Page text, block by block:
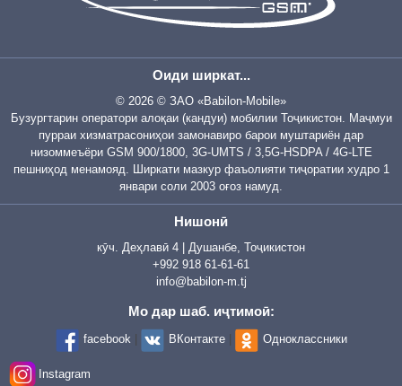
Оиди ширкат...
© 2026 © ЗАО «Babilon-Mobile»
Бузургтарин оператори алоқаи (кандуи) мобилии Тоҷикистон. Маҷмуи
пурраи хизматрасониҳои замонавиро барои муштариён дар
низоммеъёри GSM 900/1800, 3G-UMTS / 3,5G-HSDPA / 4G-LTE
пешниҳод менамояд. Ширкати мазкур фаъолияти тиҷоратии худро 1
январи соли 2003 оғоз намуд.
Нишонӣ
кӯч. Деҳлавӣ 4 | Душанбе, Тоҷикистон
+992 918 61-61-61
info@babilon-m.tj
Мо дар шаб. иҷтимоӣ:
facebook| ВКонтакте| Одноклассники
Instagram